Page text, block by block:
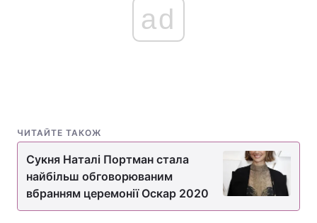
ad
ЧИТАЙТЕ ТАКОЖ
Сукня Наталі Портман стала
найбільш обговорюваним
вбранням церемонії Оскар 2020